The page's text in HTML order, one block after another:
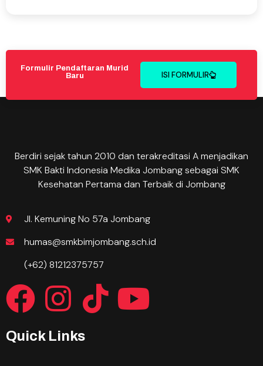
Formulir Pendaftaran Murid
Baru
ISI FORMULIR
Berdiri sejak tahun 2010 dan terakreditasi A menjadikan
SMK Bakti Indonesia Medika Jombang sebagai SMK
Kesehatan Pertama dan Terbaik di Jombang
Jl. Kemuning No 57a Jombang
humas@smkbimjombang.sch.id
(+62) 81212375757
Quick Links